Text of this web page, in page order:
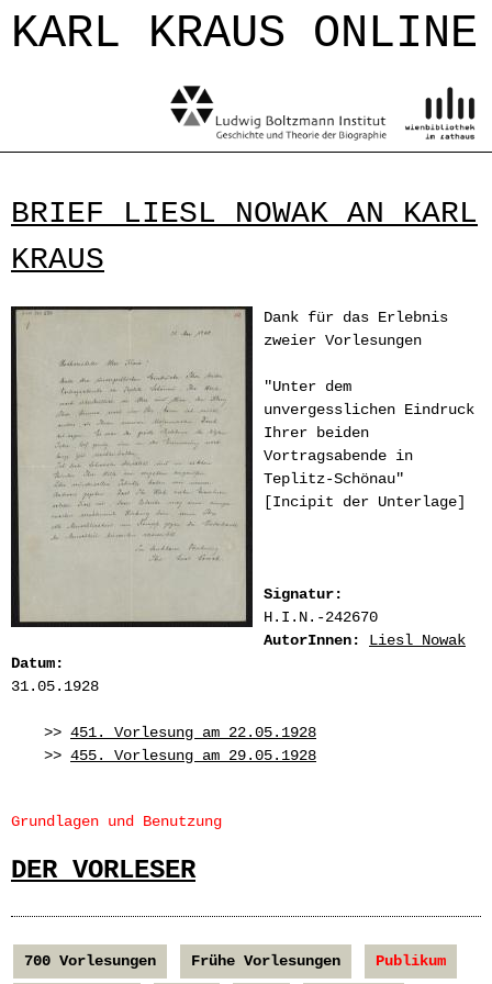
Jump to navigation
KARL KRAUS ONLINE
BRIEF LIESL NOWAK AN KARL
KRAUS
Dank für das Erlebnis
zweier Vorlesungen
"Unter dem
unvergesslichen Eindruck
Ihrer beiden
Vortragsabende in
Teplitz-Schönau"
[Incipit der Unterlage]
Signatur:
H.I.N.-242670
AutorInnen: Liesl Nowak
Datum:
31.05.1928
>> 451. Vorlesung am 22.05.1928
>> 455. Vorlesung am 29.05.1928
Grundlagen und Benutzung
DER VORLESER
700 Vorlesungen Frühe Vorlesungen Publikum